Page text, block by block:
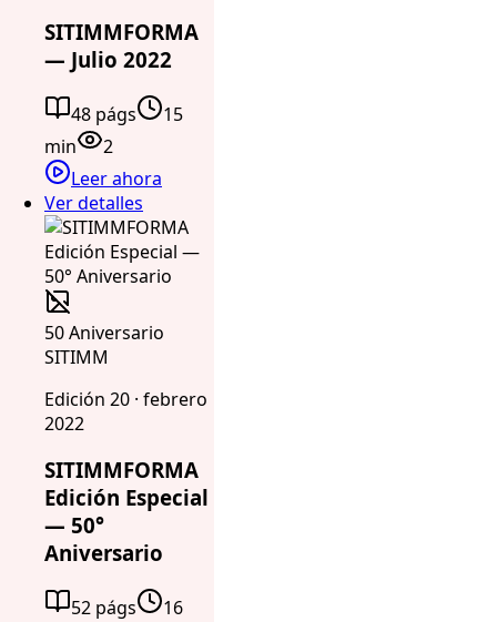
SITIMMFORMA
— Julio 2022
48 págs
15
min
2
Leer ahora
Ver detalles
50 Aniversario
SITIMM
Edición 20 · febrero
2022
SITIMMFORMA
Edición Especial
— 50°
Aniversario
52 págs
16